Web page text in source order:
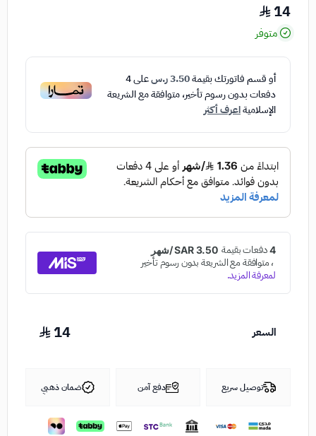
14
متوفر
أو قسم فاتورتك بقيمة3.50 ر.س على4
دفعات بدون رسوم تأخير، متوافقة مع الشريعة
الإسلاميةاعرف أكثر
السعر 14
توصيل سريع دفع آمن ضمان ذهبي